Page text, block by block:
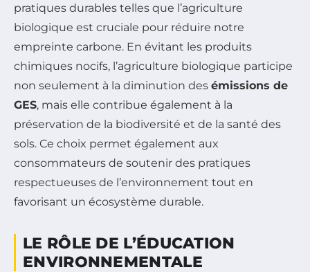
pratiques durables telles que l’agriculture
biologique est cruciale pour réduire notre
empreinte carbone. En évitant les produits
chimiques nocifs, l’agriculture biologique participe
non seulement à la diminution des émissions de
GES, mais elle contribue également à la
préservation de la biodiversité et de la santé des
sols. Ce choix permet également aux
consommateurs de soutenir des pratiques
respectueuses de l’environnement tout en
favorisant un écosystème durable.
LE RÔLE DE L’ÉDUCATION
ENVIRONNEMENTALE